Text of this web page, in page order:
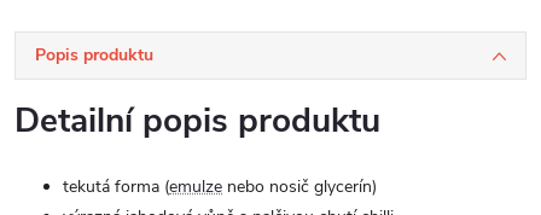
Popis produktu
Detailní popis produktu
tekutá forma (emulze nebo nosič glycerín)